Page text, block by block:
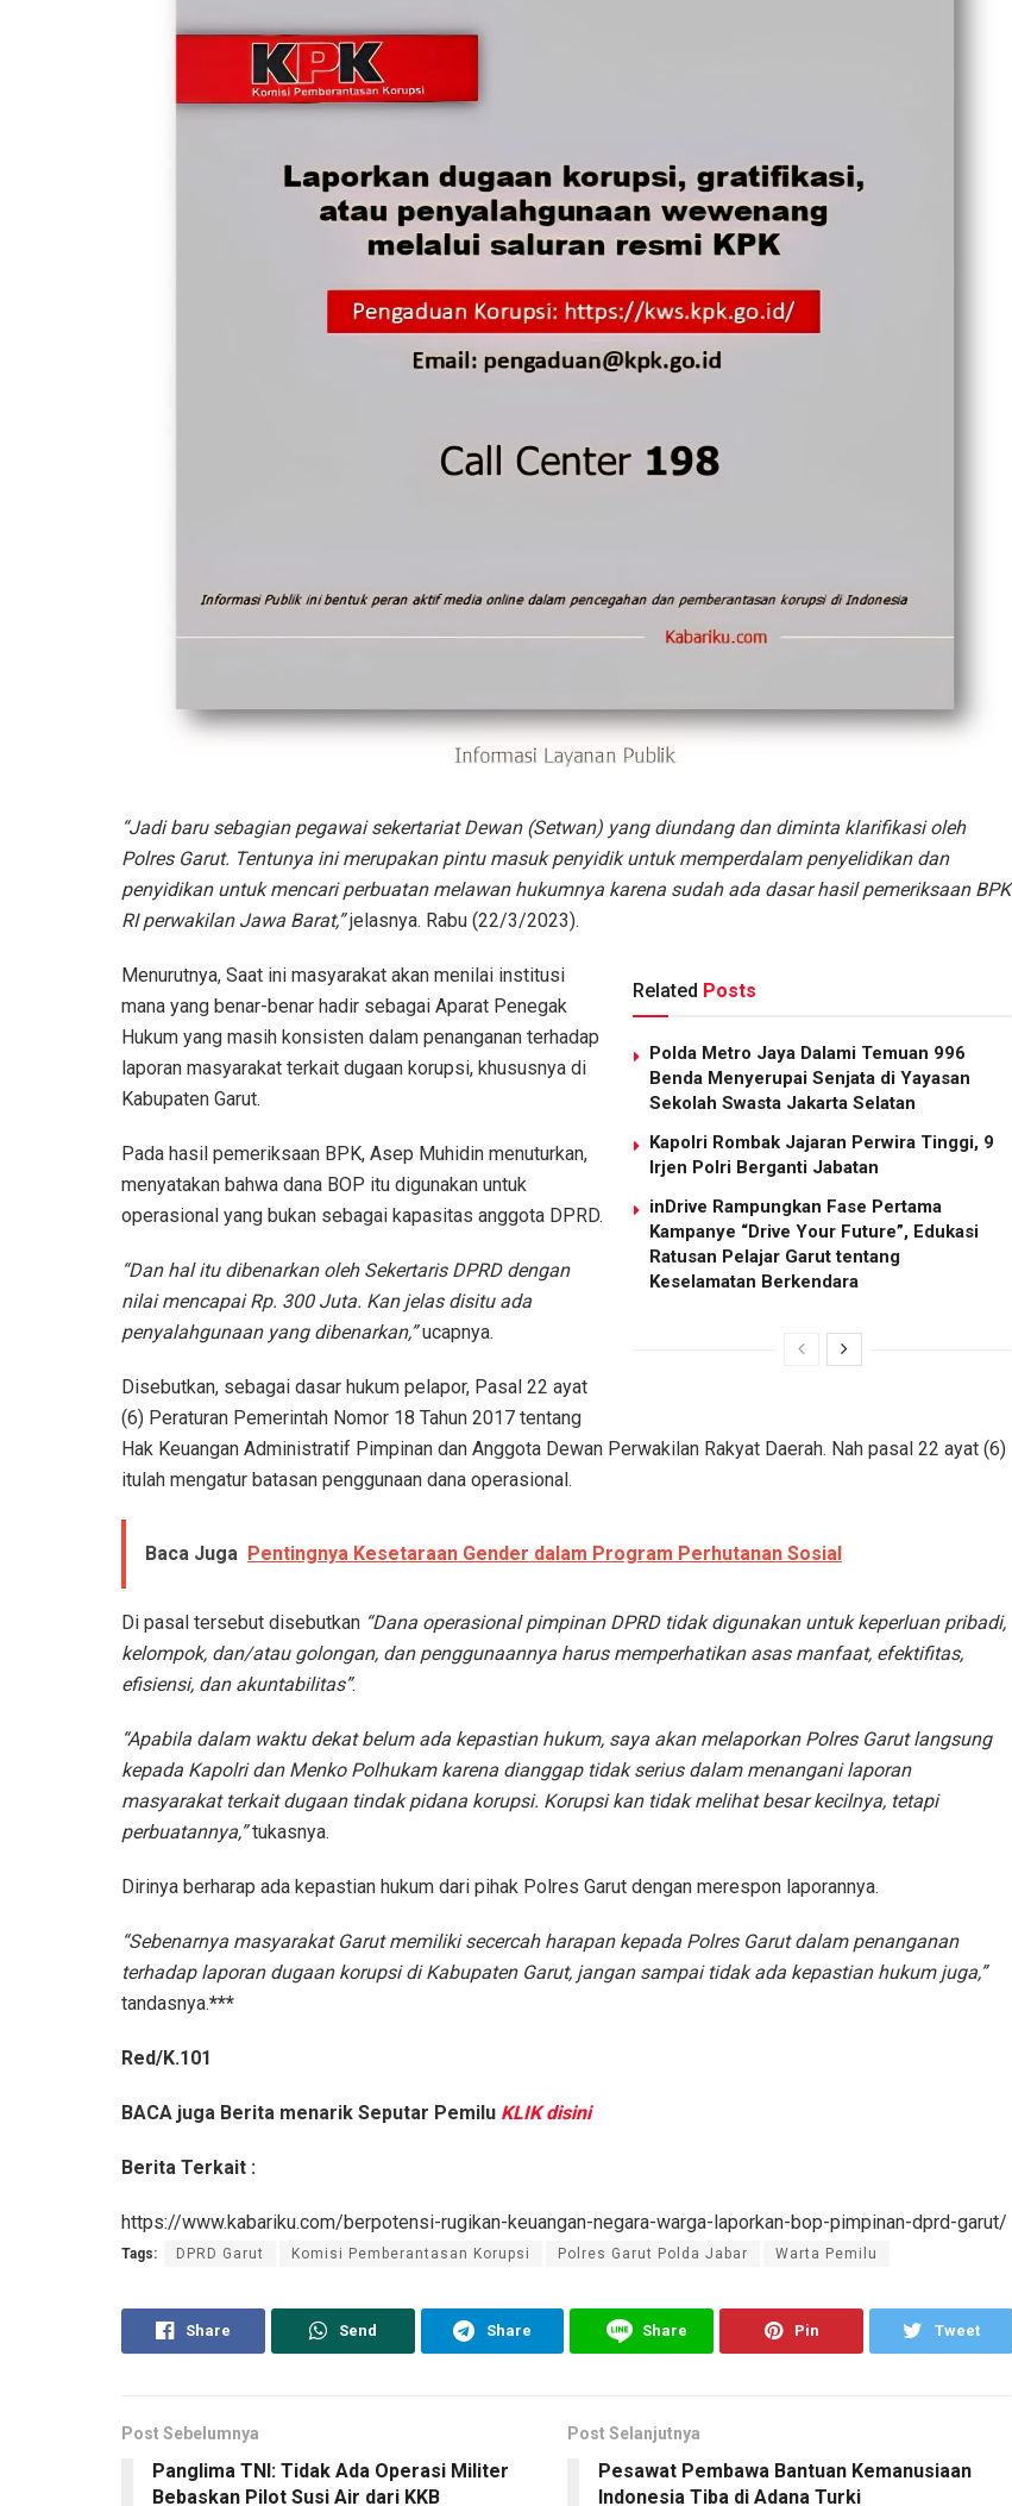
“Jadi baru sebagian pegawai sekertariat Dewan (Setwan) yang diundang dan diminta klarifikasi oleh
Polres Garut. Tentunya ini merupakan pintu masuk penyidik untuk memperdalam penyelidikan dan
penyidikan untuk mencari perbuatan melawan hukumnya karena sudah ada dasar hasil pemeriksaan BPK
RI perwakilan Jawa Barat,”jelasnya. Rabu (22/3/2023).
Related Posts
Polda Metro Jaya Dalami Temuan 996
Benda Menyerupai Senjata di Yayasan
Sekolah Swasta Jakarta Selatan
Kapolri Rombak Jajaran Perwira Tinggi, 9
Irjen Polri Berganti Jabatan
inDrive Rampungkan Fase Pertama
Kampanye “Drive Your Future”, Edukasi
Ratusan Pelajar Garut tentang
Keselamatan Berkendara
Menurutnya, Saat ini masyarakat akan menilai institusi
mana yang benar-benar hadir sebagai Aparat Penegak
Hukum yang masih konsisten dalam penanganan terhadap
laporan masyarakat terkait dugaan korupsi, khususnya di
Kabupaten Garut.
Pada hasil pemeriksaan BPK, Asep Muhidin menuturkan,
menyatakan bahwa dana BOP itu digunakan untuk
operasional yang bukan sebagai kapasitas anggota DPRD.
“Dan hal itu dibenarkan oleh Sekertaris DPRD dengan
nilai mencapai Rp. 300 Juta. Kan jelas disitu ada
penyalahgunaan yang dibenarkan,”ucapnya.
Disebutkan, sebagai dasar hukum pelapor, Pasal 22 ayat
(6) Peraturan Pemerintah Nomor 18 Tahun 2017 tentang
Hak Keuangan Administratif Pimpinan dan Anggota Dewan Perwakilan Rakyat Daerah. Nah pasal 22 ayat (6)
itulah mengatur batasan penggunaan dana operasional.
Baca Juga Pentingnya Kesetaraan Gender dalam Program Perhutanan Sosial
Di pasal tersebut disebutkan “Dana operasional pimpinan DPRD tidak digunakan untuk keperluan pribadi,
kelompok, dan/atau golongan, dan penggunaannya harus memperhatikan asas manfaat, efektifitas,
efisiensi, dan akuntabilitas”.
“Apabila dalam waktu dekat belum ada kepastian hukum, saya akan melaporkan Polres Garut langsung
kepada Kapolri dan Menko Polhukam karena dianggap tidak serius dalam menangani laporan
masyarakat terkait dugaan tindak pidana korupsi. Korupsi kan tidak melihat besar kecilnya, tetapi
perbuatannya,”tukasnya.
Dirinya berharap ada kepastian hukum dari pihak Polres Garut dengan merespon laporannya.
“Sebenarnya masyarakat Garut memiliki secercah harapan kepada Polres Garut dalam penanganan
terhadap laporan dugaan korupsi di Kabupaten Garut, jangan sampai tidak ada kepastian hukum juga,”
tandasnya.***
Red/K.101
BACA juga Berita menarik Seputar Pemilu KLIK disini
Berita Terkait :
https://www.kabariku.com/berpotensi-rugikan-keuangan-negara-warga-laporkan-bop-pimpinan-dprd-garut/
Tags: DPRD Garut Komisi Pemberantasan Korupsi Polres Garut Polda Jabar Warta Pemilu
Share Send Share Share Pin Tweet
Post Sebelumnya
Panglima TNI: Tidak Ada Operasi Militer
Bebaskan Pilot Susi Air dari KKB
Post Selanjutnya
Pesawat Pembawa Bantuan Kemanusiaan
Indonesia Tiba di Adana Turki